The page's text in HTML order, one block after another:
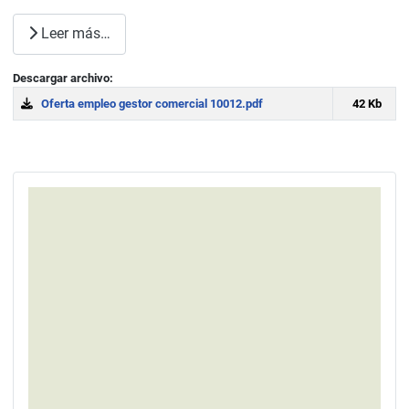
Leer más…
Descargar archivo:
Oferta empleo gestor comercial 10012.pdf 42 Kb